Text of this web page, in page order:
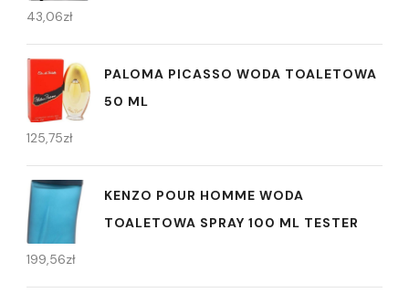
43,06zł
PALOMA PICASSO WODA TOALETOWA
50 ML
125,75zł
KENZO POUR HOMME WODA
TOALETOWA SPRAY 100 ML TESTER
199,56zł